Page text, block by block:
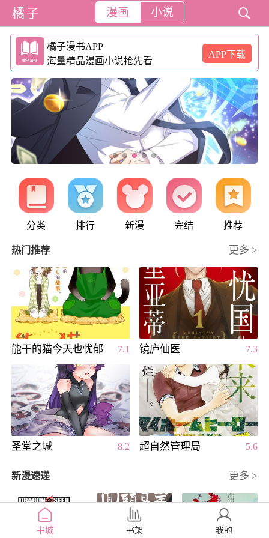
橘子 漫画 小说 
橘子漫书APP
海量精品漫画小说抢先看
APP下载
分类 排行 新漫 完结 推荐
热门推荐 更多 >
能干的猫今天也忧郁 7.1 镜庐仙医 7.3
圣堂之城 8.2 超自然管理局 5.6
新漫速递 更多 >
书城 书架 我的